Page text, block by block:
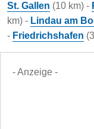
St. Gallen (10 km) -
km) - Lindau am
- Friedrichshafen
- Anzeige -